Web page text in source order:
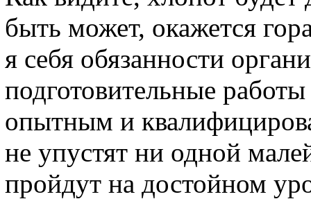
быть может, окажется
я себя обязанности
подготовительные
опытным и
не упустят ни одной
пройдут на достойном